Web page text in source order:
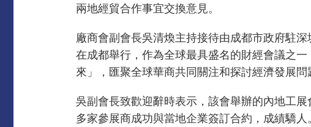
兩地經貿合作事宜交換意見。
廠商會副會長吳清煥主持接待由成都市政府駐
在成都舉行，作為全球最具盛名的財經會議之
來」，匯聚全球華商共同關注和探討經濟發展問
吳副會長致歡迎辭時表示，該會舉辦的內地工
多家參展商成功與當地企業簽訂合約，成績驕人。